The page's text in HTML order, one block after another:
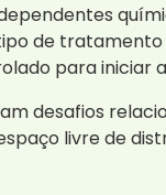
de
para iniciar
desafios
livre de